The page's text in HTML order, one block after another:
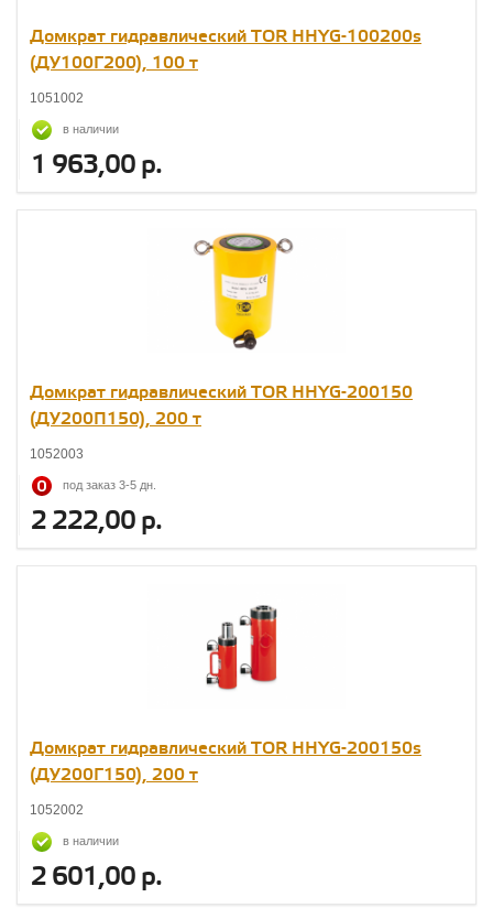
Домкрат гидравлический TOR HHYG-100200s
(ДУ100Г200), 100 т
1051002
в наличии
1 963,00 р.
Домкрат гидравлический TOR HHYG-200150
(ДУ200П150), 200 т
1052003
под заказ 3-5 дн.
2 222,00 р.
Домкрат гидравлический TOR HHYG-200150s
(ДУ200Г150), 200 т
1052002
в наличии
2 601,00 р.